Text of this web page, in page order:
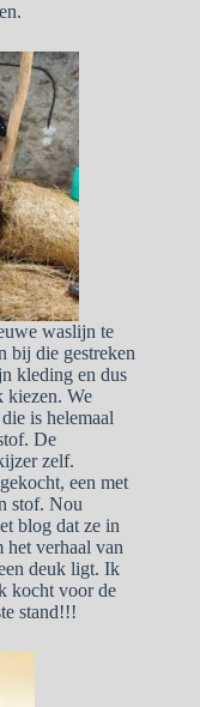
waslijn te
bij die gestreken
kleding en dus
kiezen. We
is helemaal
De
zelf.
een met
stof. Nou
blog dat ze in
het verhaal van
deuk ligt. Ik
kocht voor de
stand!!!